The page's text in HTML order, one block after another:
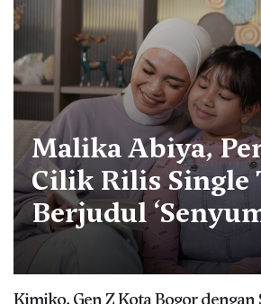
Malika Abiya,
Cilik Rilis Single
Berjudul
Kimiko, Gen Z Kota Bogor dengan